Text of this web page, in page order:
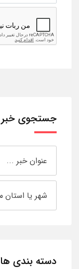
جستجوی خبر
دسته بندی ها